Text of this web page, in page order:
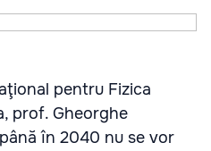
pentru Fizica
prof. Gheorghe
în 2040 nu se vor